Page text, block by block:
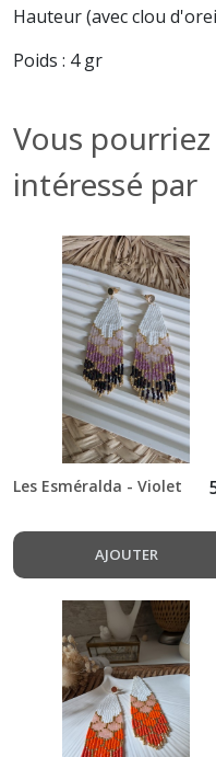
Hauteur (avec clou
Poids : 4 gr
Vous
intéressé par
Les Esméralda - Violet
AJOUTER